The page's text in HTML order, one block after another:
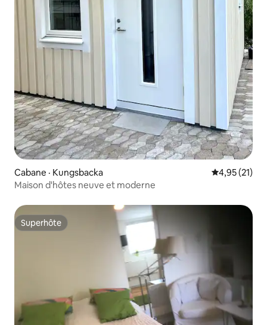
Cabane · Kungsbacka Note
4,95 (21)
Maison d'hôtes neuve et moderne
Superhôte
Superhôte